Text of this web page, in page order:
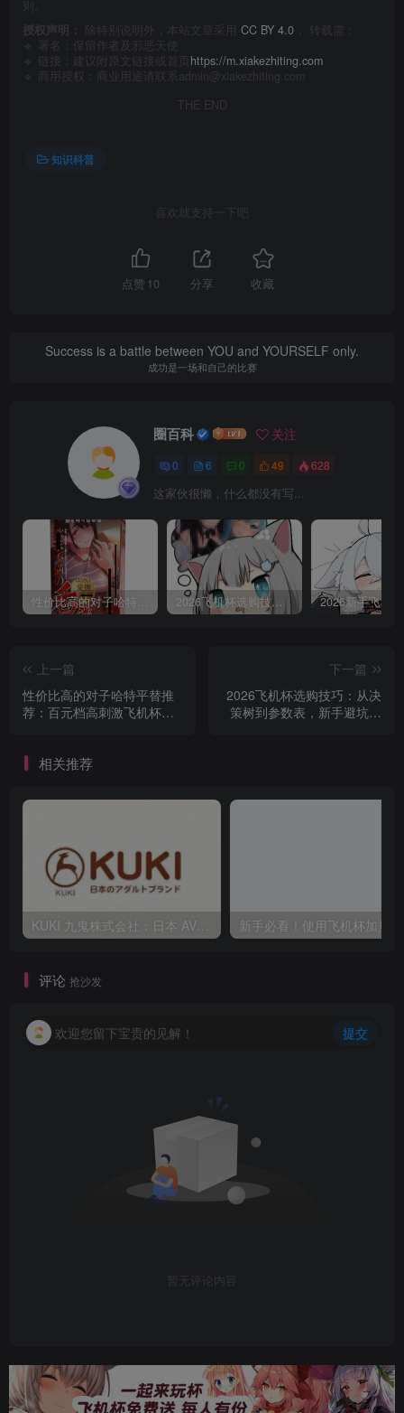
授权声明：
除特别说明外，本站文章采用 CC BY 4.0 ， 转载需：
🔹 署名：保留作者及 邪恶天使
🔹 链接：建议附原文链接或首页 https://m.xiakezhiting.com
🔹 商用授权：商业用途请联系admin@xiakezhiting.com
THE END
知识科普
喜欢就支持一下吧
点赞 10 分享 收藏
Success is a battle between YOU and YOURSELF only.
成功是一场和自己的比赛
圈百科 关注
0 6 0 49 628
这家伙很懒，什么都没有写...
性价比高的对子哈特平替推荐：百元档高刺激飞机杯选购指南 2026飞机杯选购技巧：从决策树到参数表，新手避坑全攻略
上一篇
性价比高的对子哈特平替推
荐：百元档高刺激飞机杯选
下一篇
2026飞机杯选购技巧：从决
策树到参数表，新手避坑全
相关推荐
评论 抢沙发
欢迎您留下宝贵的见解！ 提交
暂无评论内容